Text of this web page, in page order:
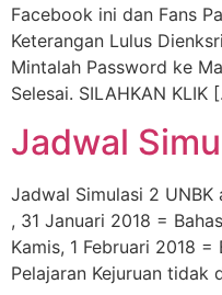
Facebook ini dan Fans
Keterangan Lulus
Mintalah Password ke
Selesai. SILAHKAN KLIK
Jadwal
Jadwal Simulasi 2 UNBK
, 31 Januari 2018 =
Kamis, 1 Februari 2018
Pelajaran Kejuruan tidak